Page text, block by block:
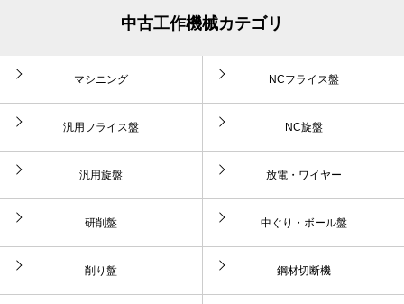
中古工作機械カテゴリ
マシニング NCフライス盤
汎用フライス盤 NC旋盤
汎用旋盤 放電・ワイヤー
研削盤 中ぐり・ボール盤
削り盤 鋼材切断機